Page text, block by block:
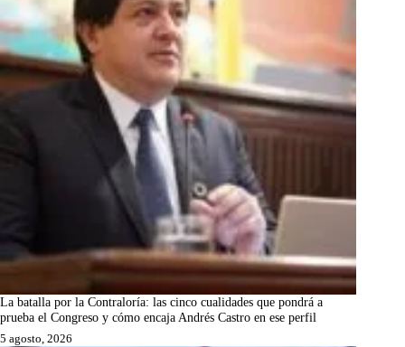
La batalla por la Contraloría: las cinco cualidades que pondrá a
prueba el Congreso y cómo encaja Andrés Castro en ese perfil
5 agosto, 2026